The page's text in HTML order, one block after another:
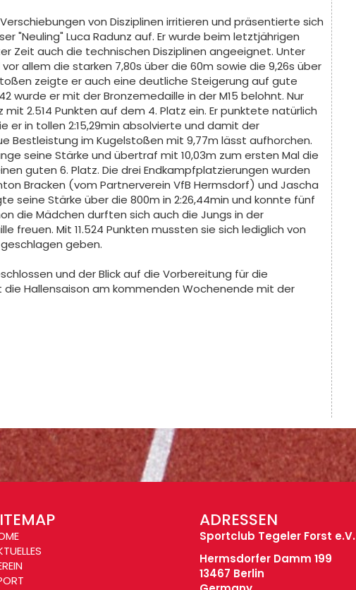
von Disziplinen irritieren und präsentierte sich
"Neuling" Luca Radunz auf. Er wurde beim letztjährigen
Zeit auch die technischen Disziplinen angeeignet. Unter
allem die starken 7,80s über die 60m sowie die 9,26s über
zeigte er auch eine deutliche Steigerung auf gute
wurde er mit der Bronzemedaille in der M15 belohnt. Nur
2.514 Punkten auf dem 4. Platz ein. Er punktete natürlich
er in tollen 2:15,29min absolvierte und damit der
Bestleistung im Kugelstoßen mit 9,77m lässt aufhorchen.
seine Stärke und übertraf mit 10,03m zum ersten Mal die
guten 6. Platz. Die drei Endkampfplatzierungen wurden
Bracken (vom Partnerverein VfB Hermsdorf) und Jascha
seine Stärke über die 800m in 2:26,44min und konnte fünf
die Mädchen durften sich auch die Jungs in der
freuen. Mit 11.524 Punkten mussten sie sich lediglich von
geben.
und der Blick auf die Vorbereitung für die
Hallensaison am kommenden Wochenende mit der
ADRESSEN
Sportclub Tegeler Forst e.V.
Hermsdorfer Damm 199
13467 Berlin